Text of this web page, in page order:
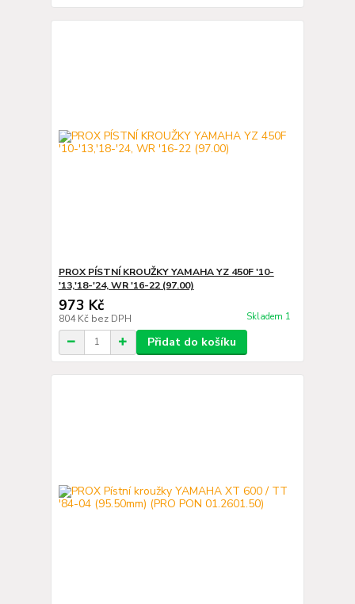
PROX PÍSTNÍ KROUŽKY YAMAHA YZ 450F '10-
'13,'18-'24, WR '16-22 (97.00)
973 Kč
804 Kč bez DPH Skladem 1
Přidat do košíku